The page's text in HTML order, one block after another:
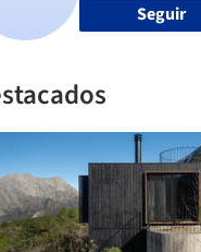
Seguir